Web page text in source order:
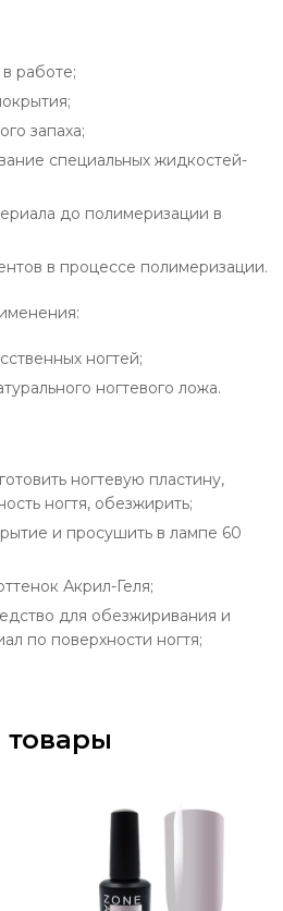
работе;
запаха;
специальных жидкостей-
до полимеризации в
в процессе полимеризации.
ногтей;
ногтевого ложа.
ногтевую пластину,
ногтя, обезжирить;
и просушить в лампе 60
Акрил-Геля;
для обезжиривания и
по поверхности ногтя;